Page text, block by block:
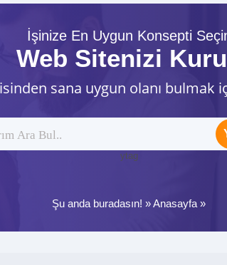
İşinize En Uygun Konsepti
Web Sitenizi
sana uygun olanı bulmak
ytag
Şu anda buradasın! »Anasayfa »